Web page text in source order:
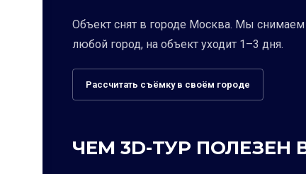
Объект снят в городе Москва. Мы
любой город, на объект уходит 1–3 дня.
Рассчитать съёмку в своём городе
ЧЕМ 3D-ТУР